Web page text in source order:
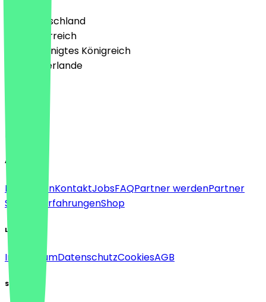
🇩🇪 Deutschland
🇦🇹 Österreich
🇬🇧 Vereinigtes Königreich
🇳🇱 Niederlande
Deutsch
About
Für FirmenKontaktJobsFAQPartner werdenPartner
Support
ErfahrungenShop
Legal
ImpressumDatenschutzCookiesAGB
Social